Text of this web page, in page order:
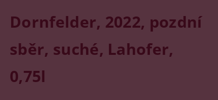
Dornfelder, 2022, pozdní
sběr, suché, Lahofer,
0,75l